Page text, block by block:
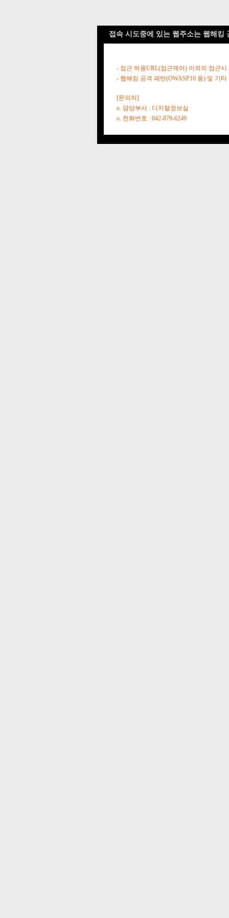
접속 시도중에 있는 웹주소는 웹해킹
- 접근 허용URL(접근제어) 이외의 접근시
- 웹해킹 공격 패턴(OWASP10 등) 및 기
[문의처]
o. 담당부서 : 디지털정보실
o. 전화번호 : 042-879-6249